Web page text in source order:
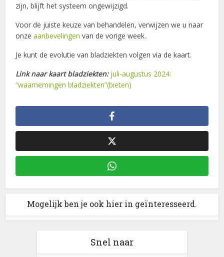
zijn, blijft het systeem ongewijzigd.
Voor de juiste keuze van behandelen, verwijzen we u naar
onzeaanbevelingen van de vorige week.
Je kunt de evolutie van bladziekten volgen via de kaart.
Link naar kaart bladziekten: juli-augustus 2024:
“waarnemingen bladziekten”(bieten)
Mogelijk ben je ook hier in geïnteresseerd.
Snel naar